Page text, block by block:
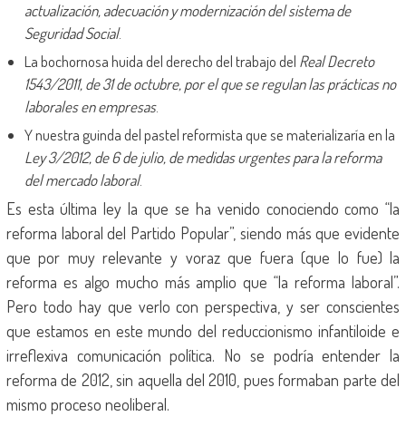
actualización, adecuación y modernización del sistema de
Seguridad Social.
La bochornosa huida del derecho del trabajo del Real Decreto
1543/2011, de 31 de octubre, por el que se regulan las prácticas no
laborales en empresas.
Y nuestra guinda del pastel reformista que se materializaría en la
Ley 3/2012, de 6 de julio, de medidas urgentes para la reforma
del mercado laboral.
Es esta última ley la que se ha venido conociendo como “la
reforma laboral del Partido Popular”, siendo más que evidente
que por muy relevante y voraz que fuera (que lo fue) la
reforma es algo mucho más amplio que “la reforma laboral”.
Pero todo hay que verlo con perspectiva, y ser conscientes
que estamos en este mundo del reduccionismo infantiloide e
irreflexiva comunicación política. No se podría entender la
reforma de 2012, sin aquella del 2010, pues formaban parte del
mismo proceso neoliberal.